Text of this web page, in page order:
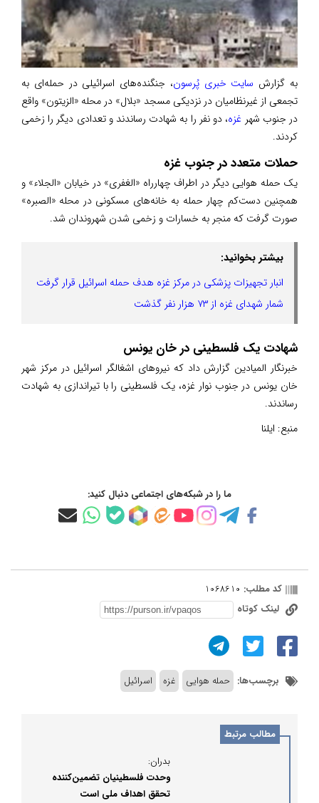
به گزارش سایت خبری پُرسون، جنگنده‌های اسرائیلی در حمله‌ای به
تجمعی از غیرنظامیان در نزدیکی مسجد «بلال» در محله «الزیتون» واقع
در جنوب شهر غزه، دو نفر را به شهادت رساندند و تعدادی دیگر را زخمی
کردند.
حملات متعدد در جنوب غزه
یک حمله هوایی دیگر در اطراف چهارراه «الغفری» در خیابان «الجلاء» و
همچنین دست‌کم چهار حمله به خانه‌های مسکونی در محله «الصبره»
صورت گرفت که منجر به خسارات و زخمی شدن شهروندان شد.
بیشتر بخوانید:
انبار تجهیزات پزشکی در مرکز غزه هدف حمله اسرائیل قرار گرفت
شمار شهدای غزه از ۷۳ هزار نفر گذشت
شهادت یک فلسطینی در خان یونس
خبرنگار المیادین گزارش داد که نیروهای اشغالگر اسرائیل در مرکز شهر
خان یونس در جنوب نوار غزه، یک فلسطینی را با تیراندازی به شهادت
رساندند.
منبع: ایلنا
ما را در شبکه‌های اجتماعی دنبال کنید:
کد مطلب: 1068610
لینک کوتاه
برچسب‌ها: حمله هوایی غزه اسرائیل
مطالب مرتبط
بدران:
وحدت فلسطینیان تضمین‌کننده
تحقق اهداف ملی است